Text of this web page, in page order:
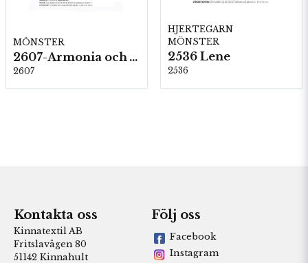
MÖNSTER
2607-Armonia och Alpaca 400
2607
HJERTEGARN
MÖNSTER
2536 Lene
2536
Kontakta oss
Kinnatextil AB
Fritslavägen 80
51142 Kinnahult
Följ oss
Facebook
Instagram